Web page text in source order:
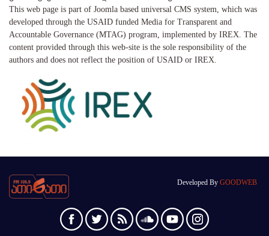
This web page is part of Joomla based universal CMS system, which was
developed through the USAID funded Media for Transparent and
Accountable Governance (MTAG) program, implemented by IREX. The
content provided through this web-site is the sole responsibility of the
authors and does not reflect the position of USAID or IREX.
Developed By GOODWEB